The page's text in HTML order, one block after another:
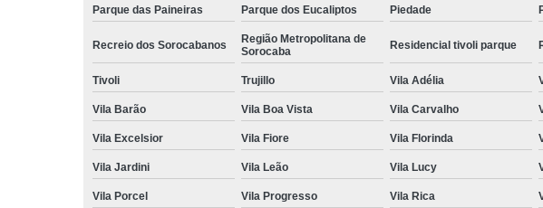
Parque das Paineiras Parque dos Eucaliptos Piedade
Recreio dos Sorocabanos
Região Metropolitana de
Sorocaba
Residencial tivoli parque
Tivoli Trujillo Vila Adélia
Vila Barão Vila Boa Vista Vila Carvalho
Vila Excelsior Vila Fiore Vila Florinda
Vila Jardini Vila Leão Vila Lucy
Vila Porcel Vila Progresso Vila Rica